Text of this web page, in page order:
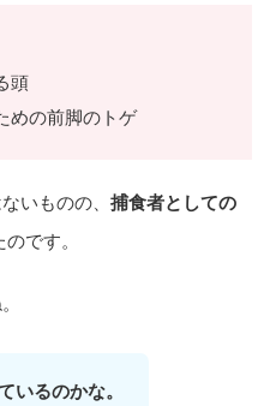
頭
めの前脚のトゲ
いものの、 捕食者としての
です。
いるのかな。